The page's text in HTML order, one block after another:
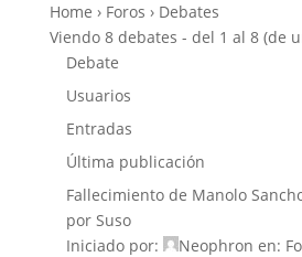
Home › Foros › Debates
Viendo 8 debates - del 1 al 8 (de
Debate
Usuarios
Entradas
Última publicación
Fallecimiento de Manolo
por Suso
Iniciado por:
Neophron en: